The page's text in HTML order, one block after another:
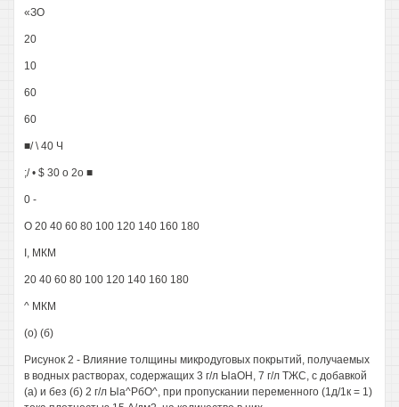
«ЗО
20
10
60
60
■/ \ 40 Ч
;/ • $ 30 о 2о ■
0 -
О 20 40 60 80 100 120 140 160 180
І, МКМ
20 40 60 80 100 120 140 160 180
^ МКМ
(о) (б)
Рисунок 2 - Влияние толщины микродуговых покрытий, получаемых
в водных растворах, содержащих 3 г/л ЫаОН, 7 г/л ТЖС, с добавкой
(а) и без (б) 2 г/л Ыа^РбО^, при пропускании переменного (1д/1к = 1)